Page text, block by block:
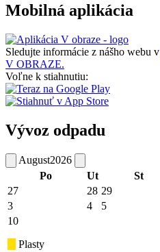
Mobilná aplikácia
Sledujte informácie z nášho webu v
V OBRAZE.
Voľne k stiahnutiu:
Vývoz odpadu
August2026
Po
Ut St
27
28 29
3
4 5
10
Plasty